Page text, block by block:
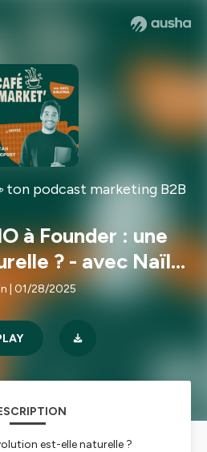
ton podcast marketing B2B
à Founder : une
? - avec Naïlé
et CEO de
| 01/28/2025
est-elle naturelle ?